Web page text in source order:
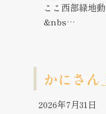
ここ西部緑地
&nbs…
かにさん
2026年7月31日